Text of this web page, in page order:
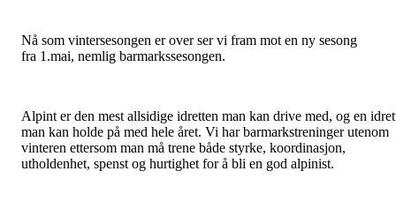
Nå som vintersesongen er over ser vi fram mot en ny sesong
fra 1.mai, nemlig barmarkssesongen.
Alpint er den mest allsidige idretten man kan drive med, og en
man kan holde på med hele året. Vi har barmarkstreninger utenom
vinteren ettersom man må trene både styrke, koordinasjon,
utholdenhet, spenst og hurtighet for å bli en god alpinist.